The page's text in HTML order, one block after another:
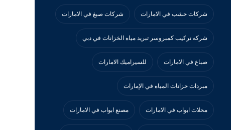
شركات خشب في الامارات شركات صبغ في الامارات
شركه تركيب كمبروسر تبريد مياه الخزانات في دبي
صباغ في الامارات للسيراميك الامارات
مبردات خزانات المياه في الإمارات
محلات ابواب في الامارات مصنع ابواب في الامارات